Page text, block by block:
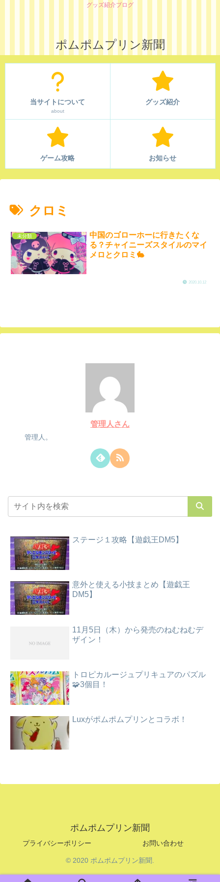
グッズ紹介ブログ
ポムポムプリン新聞
当サイトについて
about
グッズ紹介
ゲーム攻略 お知らせ
クロミ
未分類
中国のゴローホーに行きたくな
る？チャイニーズスタイルのマイ
メロとクロミ🐇
2020.10.12
管理人さん
管理人。
ステージ１攻略【遊戯王DM5】
意外と使える小技まとめ【遊戯王
DM5】
11月5日（木）から発売のねむねむデ
ザイン！
トロピカルージュプリキュアのパズル
🧩3個目！
Luxがポムポムプリンとコラボ！
ポムポムプリン新聞
プライバシーポリシー お問い合わせ
© 2020 ポムポムプリン新聞.